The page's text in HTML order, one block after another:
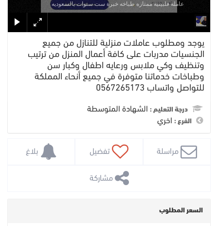
عامله فلبينيه ممتازه طباخه خبرة ست سنوات بالسعوديه
يوجد ومطلوب عاملات منزلية للتنازل من جميع
الجنسيات مدربات على كافة أعمال المنزل من ترتيب
وتنظيف وكي ملابس ورعايه اطفال وكبار سن
وطباخات خدماتنا متوفرة في جميع أنحاء المملكة
للتواصل واتساب 0567265173
درجة التعليم : الشهادة المتوسطة
الفرع : اخري
مراسلة تفضيل
مشاركة
السعر المطلوب